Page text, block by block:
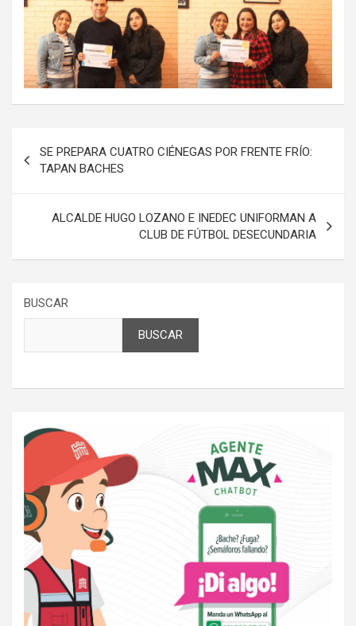
de
entradas
SE PREPARA CUATRO CIÉNEGAS POR FRENTE FRÍO:
TAPAN BACHES
ALCALDE HUGO LOZANO E INEDEC UNIFORMAN A
CLUB DE FÚTBOL DESECUNDARIA
BUSCAR
BUSCAR